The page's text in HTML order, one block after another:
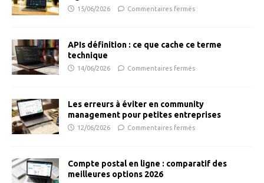
15/06/2026 Commentaires fermés
APIs définition : ce que cache ce terme
technique
14/06/2026 Commentaires fermés
Les erreurs à éviter en community
management pour petites entreprises
12/06/2026 Commentaires fermés
Compte postal en ligne : comparatif des
meilleures options 2026